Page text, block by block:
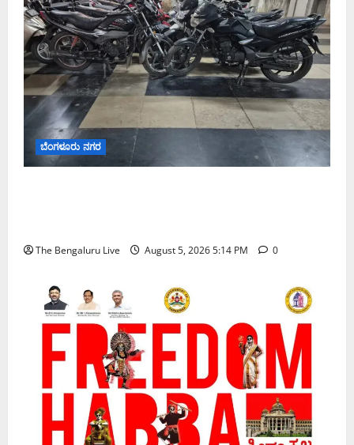
ಬೆಂಗಳೂರು ನಗರ
The Bengaluru Live August 5, 2026 5:14 PM 0